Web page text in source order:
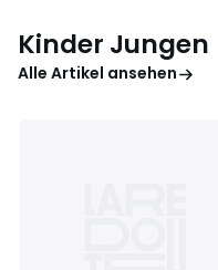
Kinder Jungen
Alle Artikel ansehen